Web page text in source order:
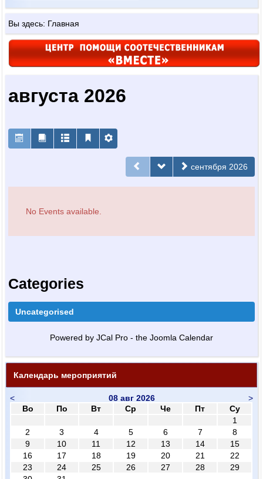
Вы здесь: Главная
августа 2026
сентября 2026
No Events available.
Categories
Uncategorised
Powered by JCal Pro - the Joomla Calendar
Календарь мероприятий
< >
08 авг 2026
Во
По Вт Ср Че Пт
Су
1
2
3 4 5 6 7
8
9
10 11 12 13 14
15
16
17 18 19 20 21
22
23
24 25 26 27 28
29